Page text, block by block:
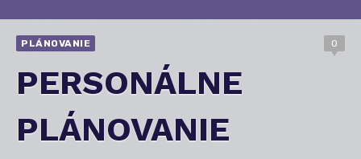
PLÁNOVANIE 0
PERSONÁLNE
PLÁNOVANIE